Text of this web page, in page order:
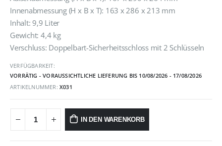
Innenabmessung (H x B x T): 163 x 286 x 213 mm
Inhalt: 9,9 Liter
Gewicht: 4,4 kg
Verschluss: Doppelbart-Sicherheitsschloss mit 2 Schlüsseln
VERFÜGBARKEIT:
VORRÄTIG - VORAUSSICHTLICHE LIEFERUNG BIS 10/08/2026 - 17/08/2026
ARTIKELNUMMER: X031
IN DEN WARENKORB